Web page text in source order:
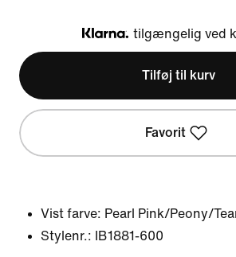
Klarna
tilgængelig ved
Tilføj til kurv
Favorit
Vist farve: Pearl Pink/Peony/
Stylenr.:
IB1881-600